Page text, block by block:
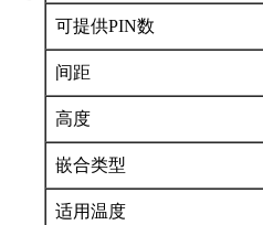
可提供PIN数
间距
高度
嵌合类型
适用温度